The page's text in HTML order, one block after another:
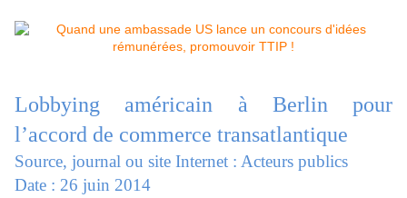
Lobbying américain à Berlin pour
l’accord de commerce transatlantique
Source, journal ou site Internet : Acteurs publics
Date : 26 juin 2014